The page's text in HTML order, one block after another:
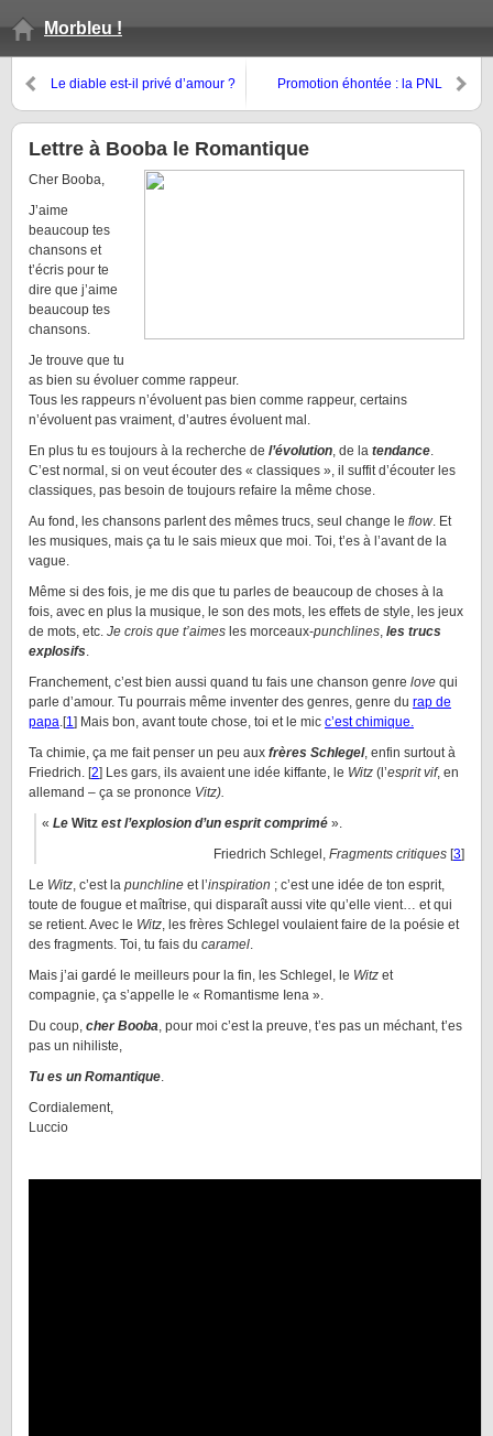
Morbleu !
Le diable est-il privé d’amour ? Promotion éhontée : la PNL
Lettre à Booba le Romantique
Cher Booba,
J’aime
beaucoup tes
chansons et
t’écris pour te
dire que j’aime
beaucoup tes
chansons.
Je trouve que tu
as bien su évoluer comme rappeur.
Tous les rappeurs n’évoluent pas bien comme rappeur, certains
n’évoluent pas vraiment, d’autres évoluent mal.
En plus tu es toujours à la recherche de l’évolution, de la tendance.
C’est normal, si on veut écouter des « classiques », il suffit d’écouter les
classiques, pas besoin de toujours refaire la même chose.
Au fond, les chansons parlent des mêmes trucs, seul change le flow. Et
les musiques, mais ça tu le sais mieux que moi. Toi, t’es à l’avant de la
vague.
Même si des fois, je me dis que tu parles de beaucoup de choses à la
fois, avec en plus la musique, le son des mots, les effets de style, les jeux
de mots, etc. Je crois que t’aimes les morceaux-punchlines, les trucs
explosifs.
Franchement, c’est bien aussi quand tu fais une chanson genre love qui
parle d’amour. Tu pourrais même inventer des genres, genre du rap de
papa.[1] Mais bon, avant toute chose, toi et le mic c’est chimique.
Ta chimie, ça me fait penser un peu aux frères Schlegel, enfin surtout à
Friedrich. [2] Les gars, ils avaient une idée kiffante, le Witz (l’esprit vif, en
allemand – ça se prononce Vitz).
« Le Witz est l’explosion d’un esprit comprimé ».
Friedrich Schlegel, Fragments critiques [3]
Le Witz, c’est la punchline et l’inspiration ; c’est une idée de ton esprit,
toute de fougue et maîtrise, qui disparaît aussi vite qu’elle vient… et qui
se retient. Avec le Witz, les frères Schlegel voulaient faire de la poésie et
des fragments. Toi, tu fais du caramel.
Mais j’ai gardé le meilleurs pour la fin, les Schlegel, le Witz et
compagnie, ça s’appelle le « Romantisme Iena ».
Du coup, cher Booba, pour moi c’est la preuve, t’es pas un méchant, t’es
pas un nihiliste,
Tu es un Romantique.
Cordialement,
Luccio